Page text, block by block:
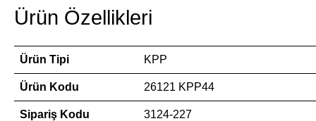
Ürün Özellikleri
Ürün Tipi KPP
Ürün Kodu 26121 KPP44
Sipariş Kodu 3124-227